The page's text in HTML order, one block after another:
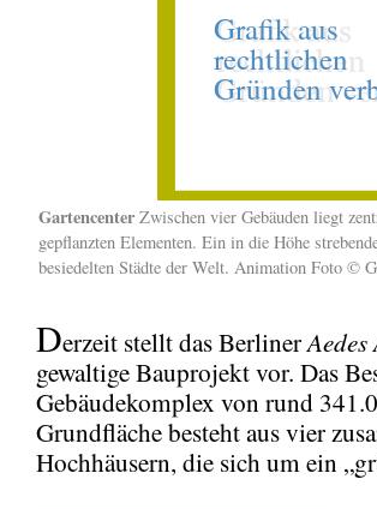
Gartencenter Zwischen vier Gebäuden liegt
gepflanzten Elementen. Ein in die Höhe
besiedelten Städte der Welt. Animation Foto ©
Derzeit stellt das Berliner
gewaltige Bauprojekt vor. Das
Gebäudekomplex von rund
Grundfläche besteht aus vier
Hochhäusern, die sich um ein